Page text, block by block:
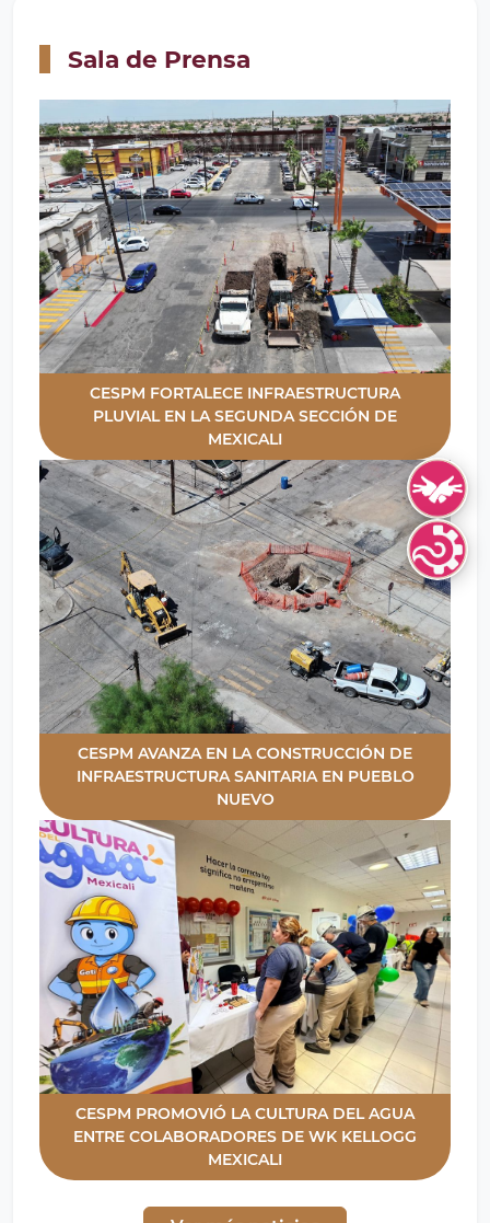
Sala de Prensa
CESPM FORTALECE INFRAESTRUCTURA
PLUVIAL EN LA SEGUNDA SECCIÓN DE
MEXICALI
CESPM AVANZA EN LA CONSTRUCCIÓN DE
INFRAESTRUCTURA SANITARIA EN PUEBLO
NUEVO
CESPM PROMOVIÓ LA CULTURA DEL AGUA
ENTRE COLABORADORES DE WK KELLOGG
MEXICALI
Lengua de
Lenguas